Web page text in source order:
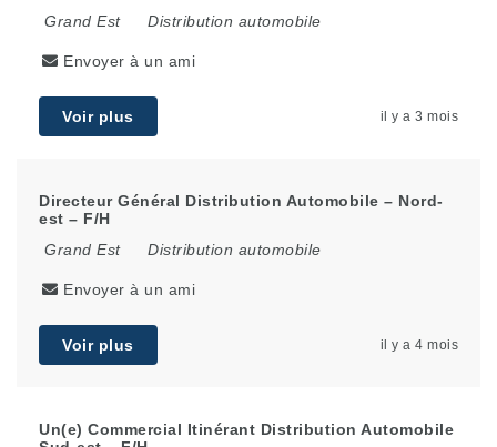
Grand Est
Distribution automobile
Envoyer à un ami
Voir plus il y a 3 mois
Directeur Général Distribution Automobile – Nord-
est – F/H
Grand Est
Distribution automobile
Envoyer à un ami
Voir plus il y a 4 mois
Un(e) Commercial Itinérant Distribution Automobile